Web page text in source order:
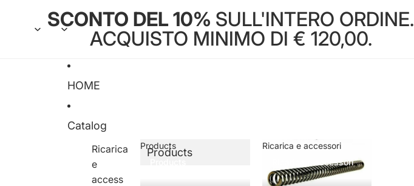
SCONTO DEL 10% SULL'INTERO ORDINE.
ACQUISTO MINIMO DI € 120,00.
HOME
Catalog
Ricarica
e
access
Products
Products
Ricarica e accessori
Ricarica e accessori